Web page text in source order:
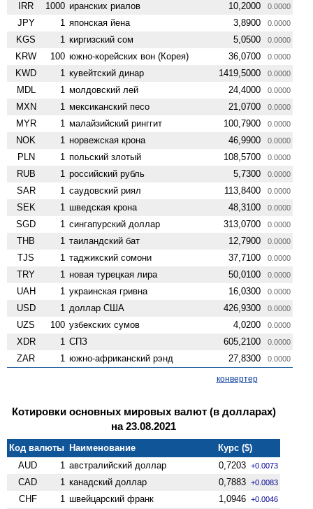
IRR 1000 иранских риалов 10,2000 0.0000
JPY 1 японская йена 3,8900 0.0000
KGS 1 киргизский сом 5,0500 0.0000
KRW 100 южно-корейских вон (Корея) 36,0700 0.0000
KWD 1 кувейтский динар 1419,5000 0.0000
MDL 1 молдовский лей 24,4000 0.0000
MXN 1 мексиканский песо 21,0700 0.0000
MYR 1 малайзийский ринггит 100,7900 0.0000
NOK 1 норвежская крона 46,9900 0.0000
PLN 1 польский злотый 108,5700 0.0000
RUB 1 российский рубль 5,7300 0.0000
SAR 1 саудовский риял 113,8400 0.0000
SEK 1 шведская крона 48,3100 0.0000
SGD 1 сингапурский доллар 313,0700 0.0000
THB 1 таиландский бат 12,7900 0.0000
TJS 1 таджикский сомони 37,7100 0.0000
TRY 1 новая турецкая лира 50,0100 0.0000
UAH 1 украинская гривна 16,0300 0.0000
USD 1 доллар США 426,9300 0.0000
UZS 100 узбекских сумов 4,0200 0.0000
XDR 1 СПЗ 605,2100 0.0000
ZAR 1 южно-африканский рэнд 27,8300 0.0000
конвертер
Котировки основных мировых валют (в долларах)
на 23.08.2021
Код валюты Наименование
Курс ($)
AUD
1 австралийский доллар 0,7203 +0.0073
CAD 1 канадский доллар 0,7883 +0.0083
CHF 1 швейцарский франк 1,0946 +0.0046